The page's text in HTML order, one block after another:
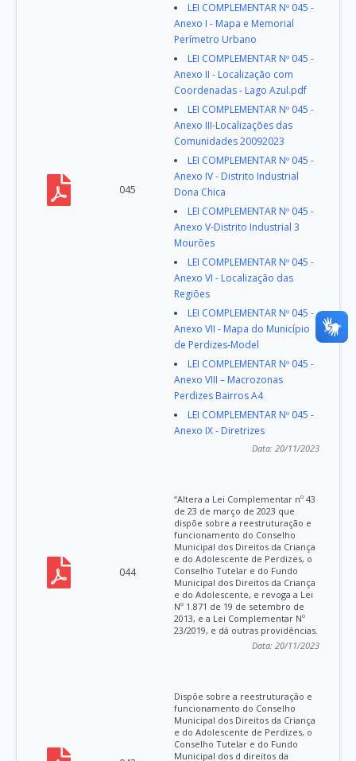
045
LEI COMPLEMENTAR Nº 045 -
Anexo I - Mapa e Memorial
Perímetro Urbano
LEI COMPLEMENTAR Nº 045 -
Anexo II - Localização com
Coordenadas - Lago Azul.pdf
LEI COMPLEMENTAR Nº 045 -
Anexo III-Localizações das
Comunidades 20092023
LEI COMPLEMENTAR Nº 045 -
Anexo IV - Distrito Industrial
Dona Chica
LEI COMPLEMENTAR Nº 045 -
Anexo V-Distrito Industrial 3
Mourões
LEI COMPLEMENTAR Nº 045 -
Anexo VI - Localização das
Regiões
LEI COMPLEMENTAR Nº 045 -
Anexo VII - Mapa do Município
de Perdizes-Model
LEI COMPLEMENTAR Nº 045 -
Anexo VIII – Macrozonas
Perdizes Bairros A4
LEI COMPLEMENTAR Nº 045 -
Anexo IX - Diretrizes
Data:20/11/2023
044
“Altera a Lei Complementar nº 43
de 23 de março de 2023 que
dispõe sobre a reestruturação e
funcionamento do Conselho
Municipal dos Direitos da Criança
e do Adolescente de Perdizes, o
Conselho Tutelar e do Fundo
Municipal dos Direitos da Criança
e do Adolescente, e revoga a Lei
Nº 1.871 de 19 de setembro de
2013, e a Lei Complementar Nº
23/2019, e dá outras providências.
Data:20/11/2023
Dispõe sobre a reestruturação e
funcionamento do Conselho
Municipal dos Direitos da Criança
e do Adolescente de Perdizes, o
Conselho Tutelar e do Fundo
Municipal dos d direitos da